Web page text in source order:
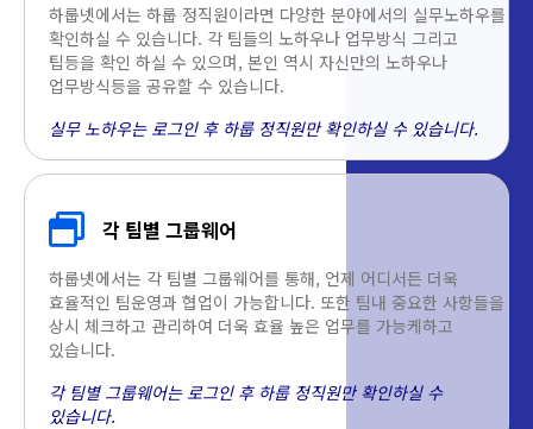
하룹넷에서는 하룹 정직원이라면 다양한 분야에서의 실무노하우를
확인하실 수 있습니다. 각 팀들의 노하우나 업무방식 그리고
팁등을 확인 하실 수 있으며, 본인 역시 자신만의 노하우나
업무방식등을 공유할 수 있습니다.
실무 노하우는 로그인 후 하룹 정직원만 확인하실 수 있습니다.
각 팀별 그룹웨어
하룹넷에서는 각 팀별 그룹웨어를 통해, 언제 어디서든 더욱
효율적인 팀운영과 협업이 가능합니다. 또한 팀내 중요한 사항들을
상시 체크하고 관리하여 더욱 효율 높은 업무를 가능케하고
있습니다.
각 팀별 그룹웨어는 로그인 후 하룹 정직원만 확인하실 수
있습니다.